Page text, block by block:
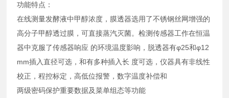
功能特点：
在线测量发酵液中甲醇浓度，膜透器选用了不锈钢丝网增强的
高分子甲醇透过膜，可直接蒸汽灭菌。检测传感器工作在恒温
器中克服了传感器响应 的环境温度影响，脱透器有φ25和φ12
mm插入直径可选，和有多种插入长 度可选，仪器具有非线性
校正，程控标定，高低位报警，数字温度补偿和
两级密码保护重要数据及菜单组态等功能